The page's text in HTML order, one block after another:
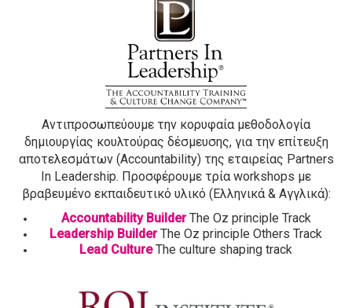
Αντιπροσωπεύουμε την κορυφαία μεθοδολογία
δημιουργίας κουλτούρας δέσμευσης, για την επίτευξη
αποτελεσμάτων (Accountability) της εταιρείας Partners
In Leadership. Προσφέρουμε τρία workshops με
βραβευμένο εκπαιδευτικό υλικό (Ελληνικά & Αγγλικά):
Accountability BuilderThe Oz principle Track
Leadership BuilderThe Oz principle Others Track
Lead CultureThe culture shaping track